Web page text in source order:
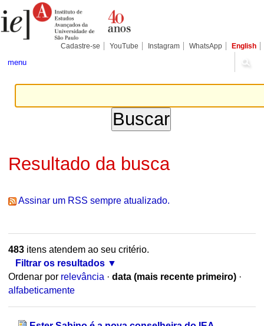
para
conteúdo.
Pessoais
Cadastre-se YouTube Instagram WhatsApp English
menu
Resultado da busca
Assinar um RSS sempre atualizado.
483itens atendem ao seu critério.
Filtrar os resultados
Ordenar por relevância · data (mais recente primeiro) ·
alfabeticamente